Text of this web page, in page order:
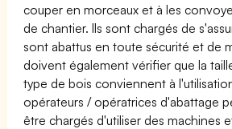
couper en morceaux et à les
de chantier. Ils sont chargés de
sont abattus en toute sécurité et de
doivent également vérifier que la
type de bois conviennent à
opérateurs / opératrices d'abattage
être chargés d'utiliser des machines